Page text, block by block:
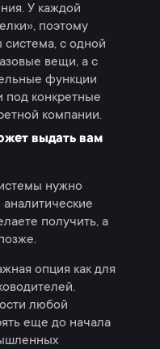
У каждой
поэтому
система, с одной
вещи, а с
функции
под конкретные
компании.
выдать вам
нужно
аналитические
получить, а
опция как для
любой
еще до начала